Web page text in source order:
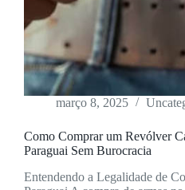
março 8, 2025
Como Comprar um Revólver
Paraguai Sem Burocracia
Entendendo a Legalidade de